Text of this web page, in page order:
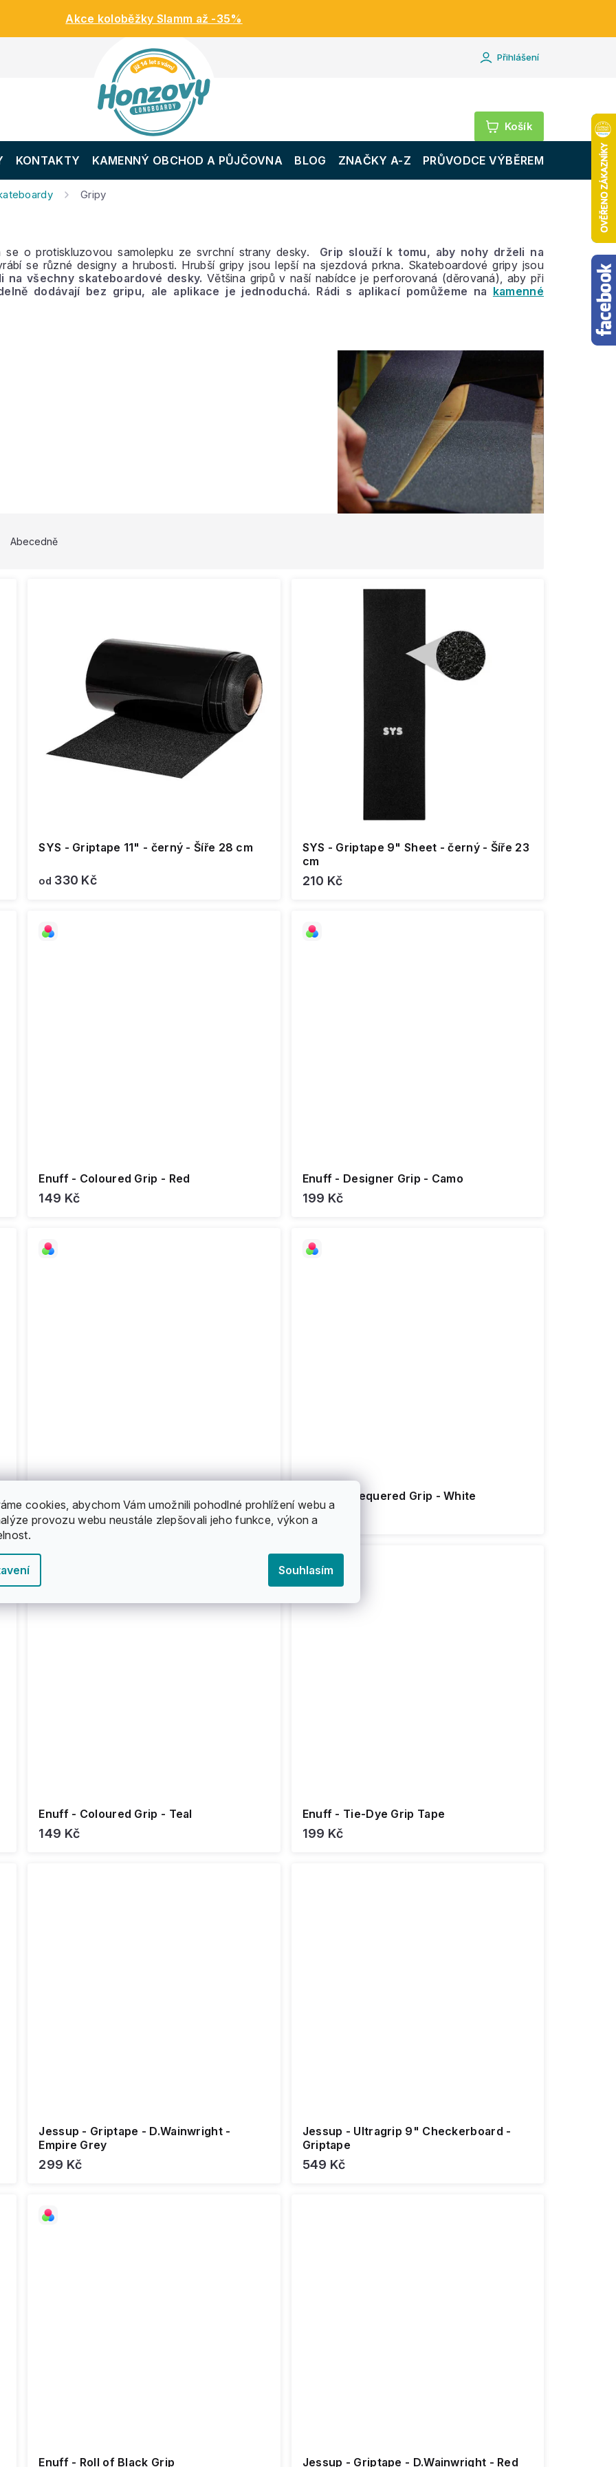
cookies, abychom Vám umožnili pohodlné prohlížení webu a
provozu webu neustále zlepšovali jeho funkce, výkon a
Souhlasím
Akce koloběžky Slamm až -35%
Přihlášení
Nákupní
košík
KONTAKTY KAMENNÝ OBCHOD A PŮJČOVNA BLOG ZNAČKY A-Z PRŮVODCE VÝBĚREM
Gripy
se o protiskluzovou samolepku ze svrchní strany desky. Grip slouží k tomu, aby nohy drželi na
se různé designy a hrubosti. Hrubší gripy jsou lepší na sjezdová prkna. Skateboardové gripy jsou
všechny skateboardové desky. Většina gripů v naší nabídce je perforovaná (děrovaná), aby při
dodávají bez gripu, ale aplikace je jednoduchá. Rádi s aplikací pomůžeme na kamenné
Abecedně
SYS - Griptape 11" - černý - Šíře 28 cm
od 330 Kč
SYS - Griptape 9" Sheet - černý - Šíře 23
cm
210 Kč
Enuff - Coloured Grip - Red
149 Kč
Enuff - Designer Grip - Camo
199 Kč
149 Kč
Enuff - Chequered Grip - White
199 Kč
Enuff - Coloured Grip - Teal
149 Kč
Enuff - Tie-Dye Grip Tape
199 Kč
Jessup - Griptape - D.Wainwright -
Empire Grey
299 Kč
Jessup - Ultragrip 9" Checkerboard -
Griptape
549 Kč
Enuff - Roll of Black Grip Jessup - Griptape - D.Wainwright - Red